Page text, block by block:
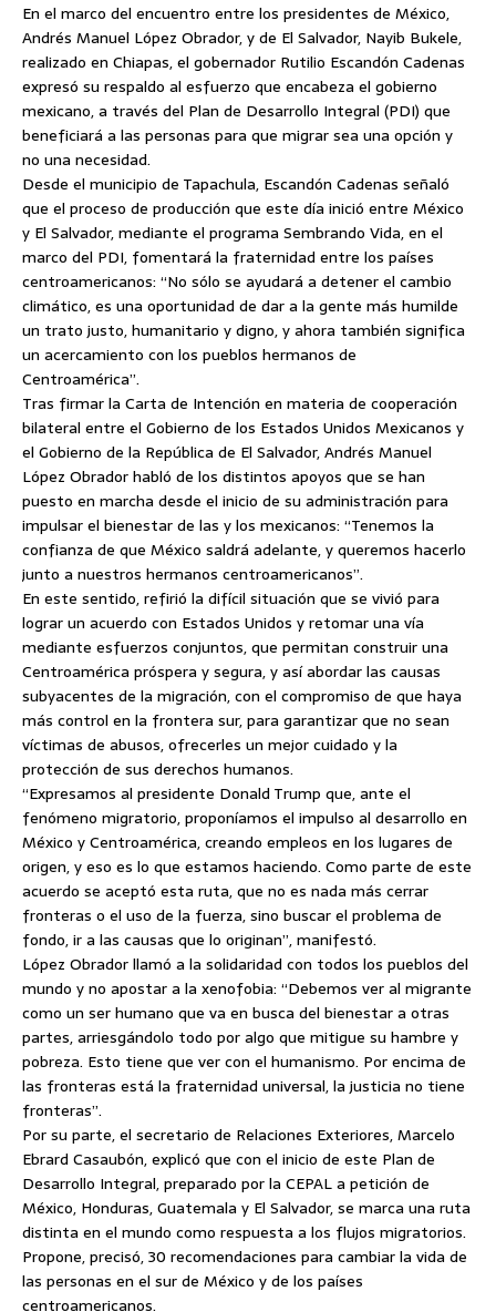
En el marco del encuentro entre los presidentes de México,
Andrés Manuel López Obrador, y de El Salvador, Nayib Bukele,
realizado en Chiapas, el gobernador Rutilio Escandón Cadenas
expresó su respaldo al esfuerzo que encabeza el gobierno
mexicano, a través del Plan de Desarrollo Integral (PDI) que
beneficiará a las personas para que migrar sea una opción y
no una necesidad.
Desde el municipio de Tapachula, Escandón Cadenas señaló
que el proceso de producción que este día inició entre México
y El Salvador, mediante el programa Sembrando Vida, en el
marco del PDI, fomentará la fraternidad entre los países
centroamericanos: “No sólo se ayudará a detener el cambio
climático, es una oportunidad de dar a la gente más humilde
un trato justo, humanitario y digno, y ahora también significa
un acercamiento con los pueblos hermanos de
Centroamérica”.
Tras firmar la Carta de Intención en materia de cooperación
bilateral entre el Gobierno de los Estados Unidos Mexicanos y
el Gobierno de la República de El Salvador, Andrés Manuel
López Obrador habló de los distintos apoyos que se han
puesto en marcha desde el inicio de su administración para
impulsar el bienestar de las y los mexicanos: “Tenemos la
confianza de que México saldrá adelante, y queremos hacerlo
junto a nuestros hermanos centroamericanos”.
En este sentido, refirió la difícil situación que se vivió para
lograr un acuerdo con Estados Unidos y retomar una vía
mediante esfuerzos conjuntos, que permitan construir una
Centroamérica próspera y segura, y así abordar las causas
subyacentes de la migración, con el compromiso de que haya
más control en la frontera sur, para garantizar que no sean
víctimas de abusos, ofrecerles un mejor cuidado y la
protección de sus derechos humanos.
“Expresamos al presidente Donald Trump que, ante el
fenómeno migratorio, proponíamos el impulso al desarrollo en
México y Centroamérica, creando empleos en los lugares de
origen, y eso es lo que estamos haciendo. Como parte de este
acuerdo se aceptó esta ruta, que no es nada más cerrar
fronteras o el uso de la fuerza, sino buscar el problema de
fondo, ir a las causas que lo originan”, manifestó.
López Obrador llamó a la solidaridad con todos los pueblos del
mundo y no apostar a la xenofobia: “Debemos ver al migrante
como un ser humano que va en busca del bienestar a otras
partes, arriesgándolo todo por algo que mitigue su hambre y
pobreza. Esto tiene que ver con el humanismo. Por encima de
las fronteras está la fraternidad universal, la justicia no tiene
fronteras”.
Por su parte, el secretario de Relaciones Exteriores, Marcelo
Ebrard Casaubón, explicó que con el inicio de este Plan de
Desarrollo Integral, preparado por la CEPAL a petición de
México, Honduras, Guatemala y El Salvador, se marca una ruta
distinta en el mundo como respuesta a los flujos migratorios.
Propone, precisó, 30 recomendaciones para cambiar la vida de
las personas en el sur de México y de los países
centroamericanos.